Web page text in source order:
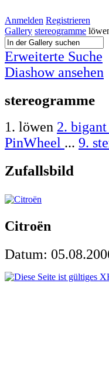
Anmelden Registrieren
Gallery stereogramme
Erweiterte Suche
Diashow ansehen
stereogramme
1. löwen 2. bigant
PinWheel ... 9.
Zufallsbild
Citroën
Datum: